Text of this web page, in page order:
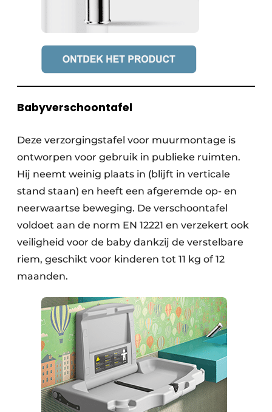
Babyverschoontafel
Deze verzorgingstafel voor muurmontage is
ontworpen voor gebruik in publieke ruimten.
Hij neemt weinig plaats in (blijft in verticale
stand staan) en heeft een afgeremde op- en
neerwaartse beweging. De verschoontafel
voldoet aan de norm EN 12221 en verzekert ook
veiligheid voor de baby dankzij de verstelbare
riem, geschikt voor kinderen tot 11 kg of 12
maanden.